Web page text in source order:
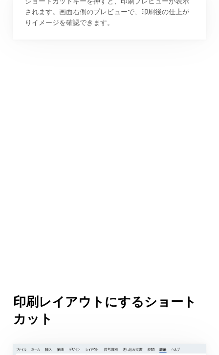
されます。画面右側のプレビューで、印刷後の仕上が
りイメージを確認できます。
印刷レイアウトにするショート
カット